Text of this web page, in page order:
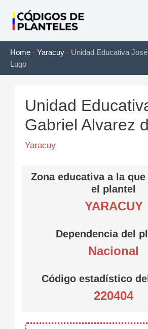
contenido
Home - Yaracuy - Unidad Educativa
Lugo
Unidad
Gabriel Alvarez
Yaracuy
Zona educativa a la
el plantel
YARACUY
Dependencia del
Nacional
Código estadístico
220404